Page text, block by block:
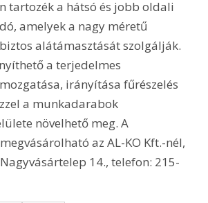
tartozék a hátsó és jobb oldali
amelyek a nagy méretű
alátámasztását szolgálják.
a terjedelmes
irányítása fűrészelés
a munkadarabok
növelhető meg. A
az AL-KO Kft.-nél,
14., telefon: 215-